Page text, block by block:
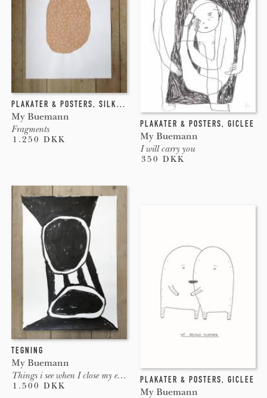
PLAKATER & POSTERS, SILKETRYK
My Buemann
Fragments
1.250 DKK
PLAKATER & POSTERS, GICLEE
My Buemann
I will carry you
350 DKK
TEGNING
My Buemann
Things i see when I close my eyes #7
1.500 DKK
PLAKATER & POSTERS, GICLEE
My Buemann